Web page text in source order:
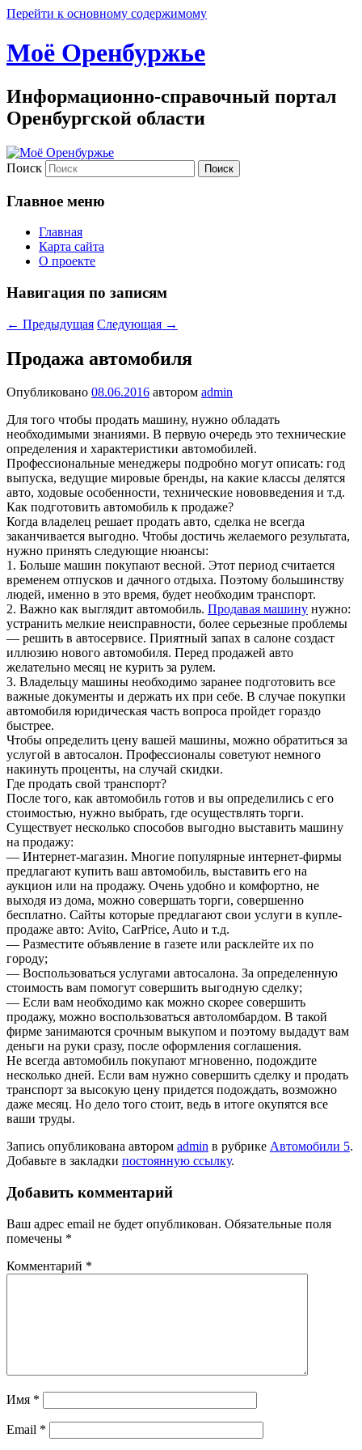
Перейти к основному содержимому
Моё Оренбуржье
Информационно-справочный портал
Оренбургской области
Поиск
Главное меню
Главная
Карта сайта
О проекте
Навигация по записям
← Предыдущая Следующая →
Продажа автомобиля
Опубликовано 08.06.2016 автором admin
Для того чтобы продать машину, нужно обладать
необходимыми знаниями. В первую очередь это технические
определения и характеристики автомобилей.
Профессиональные менеджеры подробно могут описать: год
выпуска, ведущие мировые бренды, на какие классы делятся
авто, ходовые особенности, технические нововведения и т.д.
Как подготовить автомобиль к продаже?
Когда владелец решает продать авто, сделка не всегда
заканчивается выгодно. Чтобы достичь желаемого результата,
нужно принять следующие нюансы:
1. Больше машин покупают весной. Этот период считается
временем отпусков и дачного отдыха. Поэтому большинству
людей, именно в это время, будет необходим транспорт.
2. Важно как выглядит автомобиль. Продавая машину нужно:
устранить мелкие неисправности, более серьезные проблемы
— решить в автосервисе. Приятный запах в салоне создаст
иллюзию нового автомобиля. Перед продажей авто
желательно месяц не курить за рулем.
3. Владельцу машины необходимо заранее подготовить все
важные документы и держать их при себе. В случае покупки
автомобиля юридическая часть вопроса пройдет гораздо
быстрее.
Чтобы определить цену вашей машины, можно обратиться за
услугой в автосалон. Профессионалы советуют немного
накинуть проценты, на случай скидки.
Где продать свой транспорт?
После того, как автомобиль готов и вы определились с его
стоимостью, нужно выбрать, где осуществлять торги.
Существует несколько способов выгодно выставить машину
на продажу:
— Интернет-магазин. Многие популярные интернет-фирмы
предлагают купить ваш автомобиль, выставить его на
аукцион или на продажу. Очень удобно и комфортно, не
выходя из дома, можно совершать торги, совершенно
бесплатно. Сайты которые предлагают свои услуги в купле-
продаже авто: Avito, CarPrice, Auto и т.д.
— Разместите объявление в газете или расклейте их по
городу;
— Воспользоваться услугами автосалона. За определенную
стоимость вам помогут совершить выгодную сделку;
— Если вам необходимо как можно скорее совершить
продажу, можно воспользоваться автоломбардом. В такой
фирме занимаются срочным выкупом и поэтому выдадут вам
деньги на руки сразу, после оформления соглашения.
Не всегда автомобиль покупают мгновенно, подождите
несколько дней. Если вам нужно совершить сделку и продать
транспорт за высокую цену придется подождать, возможно
даже месяц. Но дело того стоит, ведь в итоге окупятся все
ваши труды.
Запись опубликована автором admin в рубрике Автомобили 5.
Добавьте в закладки постоянную ссылку.
Добавить комментарий
Ваш адрес email не будет опубликован. Обязательные поля
помечены *
Комментарий *
Имя *
Email *